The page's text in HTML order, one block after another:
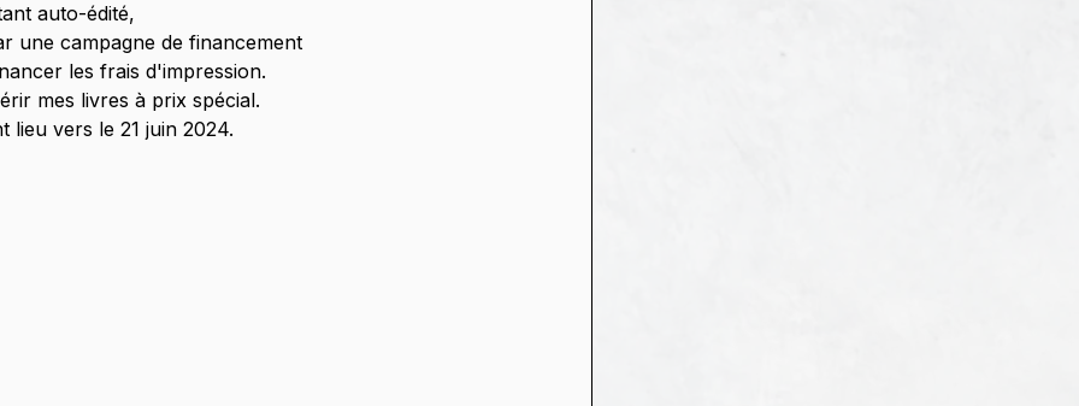
auto-édité,
une campagne de financement
les frais d'impression.
mes livres à prix spécial.
lieu vers le 21 juin 2024.